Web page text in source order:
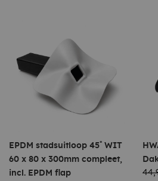
EPDM stadsuitloop 45˚ WIT
60 x 80 x 300mm compleet,
incl. EPDM flap